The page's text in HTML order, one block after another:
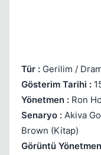
Tür : Gerilim /
Gösterim Tarihi :
Yönetmen : Ron
Senaryo : Akiva
Brown (Kitap)
Görüntü